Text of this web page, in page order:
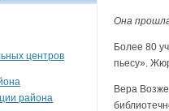
центров
района
Она
Более 80
пьесу».
Вера